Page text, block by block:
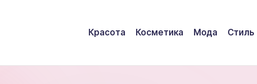
Красота Косметика Мода Стиль